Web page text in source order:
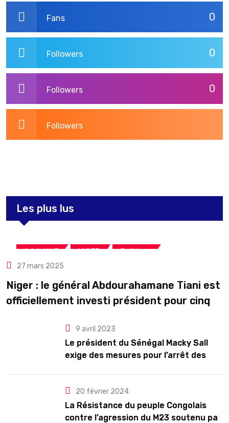
0
Fans
0
Followers
0
Followers
Followers
Les plus lus
A LA UNE NIGER Politique
27 mars 2025
Niger : le général Abdourahamane Tiani est
officiellement investi président pour cinq
9 avril 2023
Le président du Sénégal Macky Sall
exige des mesures pour l’arrêt des
20 février 2024
La Résistance du peuple Congolais
contre l’agression du M23 soutenu par